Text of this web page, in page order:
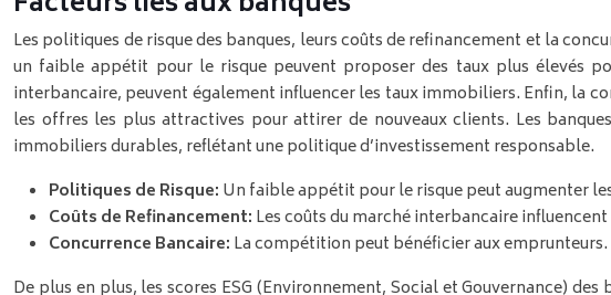
Les politiques de risque des banques, leurs coûts de refinancement et la
un faible appétit pour le risque peuvent proposer des taux plus élevés
interbancaire, peuvent également influencer les taux immobiliers. Enfin, la
les offres les plus attractives pour attirer de nouveaux clients. Les
immobiliers durables, reflétant une politique d’investissement responsable.
Politiques de Risque: Un faible appétit pour le risque peut augmenter
Coûts de Refinancement: Les coûts du marché interbancaire
Concurrence Bancaire: La compétition peut bénéficier aux emprunteurs.
De plus en plus, les scores ESG (Environnement, Social et Gouvernance)